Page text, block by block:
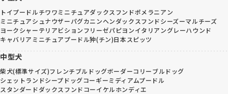
トイプードルチワワミニチュアダックスフンドポメラニアン
ミニチュアシュナウザーパグカニンヘンダックスフンドシーズーマルチーズ
ヨークシャーテリアビションフリーゼパピヨンイタリアングレーハウンド
キャバリア ミニチュアプードル狆(チン)日本スピッツ
中型犬
柴犬(標準サイズ)フレンチブルドッグボーダーコリーブルドッグ
シェットランドシープドッグコーギーミディアムプードル
スタンダードダックスフンドコーイケルホンディエ